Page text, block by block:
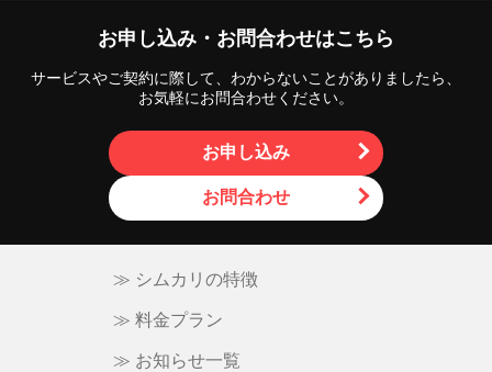
ン
お申し込み・お問合わせはこちら
サービスやご契約に際して、わからないことがありましたら、
お気軽にお問合わせください。
お申し込み
お問合わせ
≫ シムカリの特徴
≫ 料金プラン
≫ お知らせ一覧